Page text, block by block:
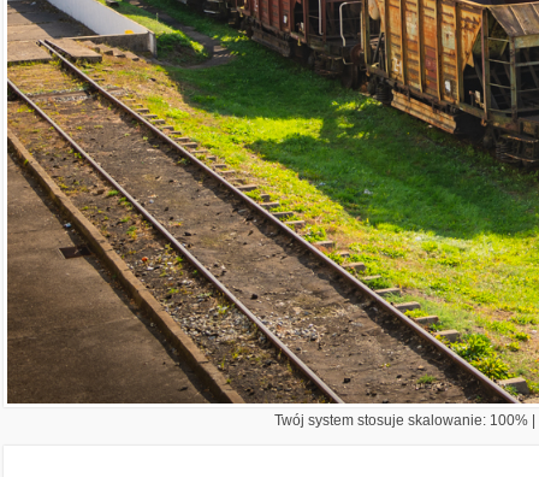
Twój system stosuje skalowanie: 100%